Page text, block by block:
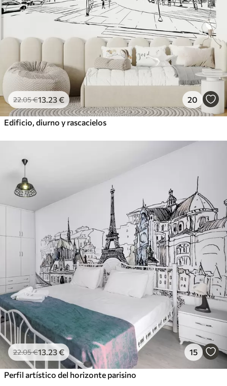
22.05€13 .23€ 20
Edificio, diurno y rascacielos
22.05€13 .23€ 15
Perfil artístico del horizonte parisino